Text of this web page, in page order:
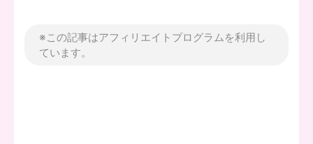
※この記事はアフィリエイトプログラムを利用し
ています。